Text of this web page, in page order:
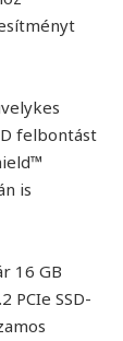
felbontást
is
16 GB
PCIe SSD-